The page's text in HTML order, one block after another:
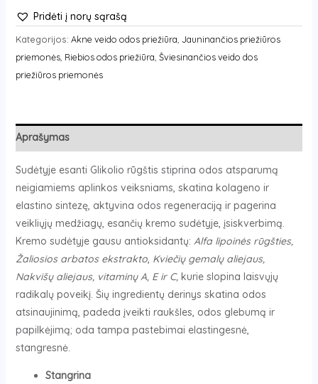
Pridėti į norų sąrašą
Kategorijos: Akne veido odos priežiūra, Jauninančios priežiūros
priemonės, Riebios odos priežiūra, Šviesinančios veido dos
priežiūros priemonės
Aprašymas
Sudėtyje esanti Glikolio rūgštis stiprina odos atsparumą
neigiamiems aplinkos veiksniams, skatina kolageno ir
elastino sintezę, aktyvina odos regeneraciją ir pagerina
veikliųjų medžiagų, esančių kremo sudėtyje, įsiskverbimą.
Kremo sudėtyje gausu antioksidantų: Alfa lipoinės rūgšties,
Žaliosios arbatos ekstrakto, Kviečių gemalų aliejaus,
Nakvišų aliejaus, vitaminų A, E ir C,kurie slopina laisvųjų
radikalų poveikį. Šių ingredientų derinys skatina odos
atsinaujinimą, padeda įveikti raukšles, odos glebumą ir
papilkėjimą; oda tampa pastebimai elastingesnė,
stangresnė.
Stangrina